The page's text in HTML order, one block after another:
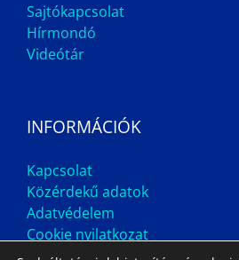
Sajtókapcsolat
Hírmondó
Videótár
INFORMÁCIÓK
Kapcsolat
Közérdekű adatok
Adatvédelem
Cookie nyilatkozat